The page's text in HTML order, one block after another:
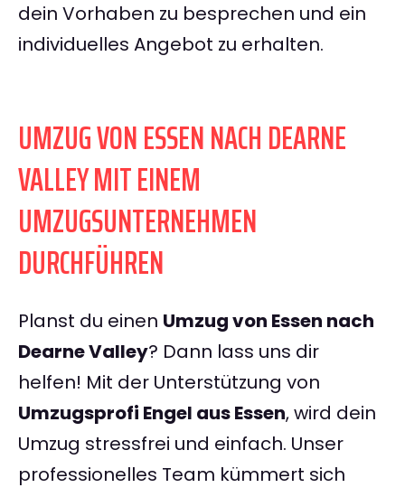
dein Vorhaben zu besprechen und ein
individuelles Angebot zu erhalten.
UMZUG VON ESSEN NACH DEARNE
VALLEY MIT EINEM
UMZUGSUNTERNEHMEN
DURCHFÜHREN
Planst du einen Umzug von Essen nach
Dearne Valley? Dann lass uns dir
helfen! Mit der Unterstützung von
Umzugsprofi Engel aus Essen, wird dein
Umzug stressfrei und einfach. Unser
professionelles Team kümmert sich